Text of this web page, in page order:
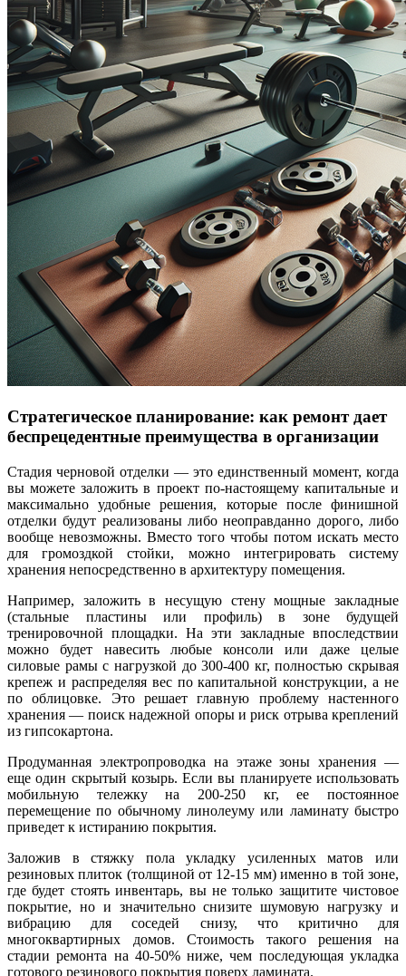
Стратегическое планирование: как ремонт дает
беспрецедентные преимущества в организации
Стадия черновой отделки — это единственный момент, когда
вы можете заложить в проект по-настоящему капитальные и
максимально удобные решения, которые после финишной
отделки будут реализованы либо неоправданно дорого, либо
вообще невозможны. Вместо того чтобы потом искать место
для громоздкой стойки, можно интегрировать систему
хранения непосредственно в архитектуру помещения.
Например, заложить в несущую стену мощные закладные
(стальные пластины или профиль) в зоне будущей
тренировочной площадки. На эти закладные впоследствии
можно будет навесить любые консоли или даже целые
силовые рамы с нагрузкой до 300-400 кг, полностью скрывая
крепеж и распределяя вес по капитальной конструкции, а не
по облицовке. Это решает главную проблему настенного
хранения — поиск надежной опоры и риск отрыва креплений
из гипсокартона.
Продуманная электропроводка на этаже зоны хранения —
еще один скрытый козырь. Если вы планируете использовать
мобильную тележку на 200-250 кг, ее постоянное
перемещение по обычному линолеуму или ламинату быстро
приведет к истиранию покрытия.
Заложив в стяжку пола укладку усиленных матов или
резиновых плиток (толщиной от 12-15 мм) именно в той зоне,
где будет стоять инвентарь, вы не только защитите чистовое
покрытие, но и значительно снизите шумовую нагрузку и
вибрацию для соседей снизу, что критично для
многоквартирных домов. Стоимость такого решения на
стадии ремонта на 40-50% ниже, чем последующая укладка
готового резинового покрытия поверх ламината.